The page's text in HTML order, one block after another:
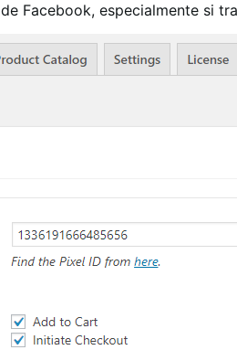
Facebook, especialmente si